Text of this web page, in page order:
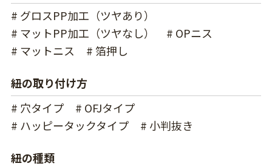
# グロスPP加工（ツヤあり）
# マットPP加工（ツヤなし）
# OPニス
# マットニス
# 箔押し
紐の取り付け方
# 穴タイプ
# OFJタイプ
# ハッピータックタイプ
# 小判抜き
紐の種類